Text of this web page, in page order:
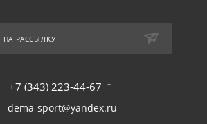
НА РАССЫЛКУ
+7 (343) 223-44-67
dema-sport@yandex.ru